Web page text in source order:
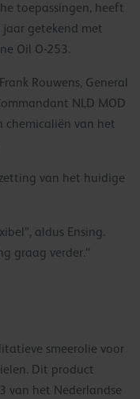
toepassingen, heeft
jaar getekend met
Oil O-253.
Rouwens, General
NLD MOD
chemicaliën van het
van het huidige
aldus Ensing.
graag verder.”
smeerolie voor
Dit product
van het Nederlandse